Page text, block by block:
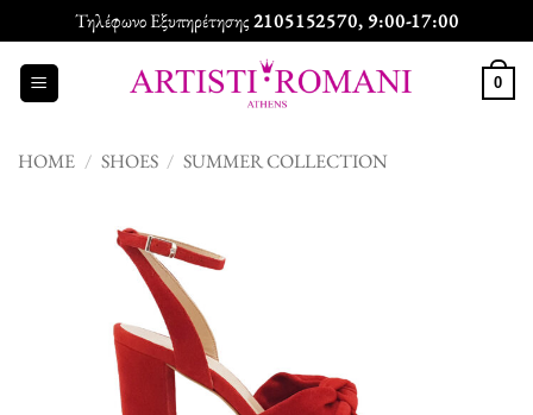
to
content
Τηλέφωνο Εξυπηρέτησης2105152570, 9:00-17:00
0
HOME / SHOES / SUMMER COLLECTION